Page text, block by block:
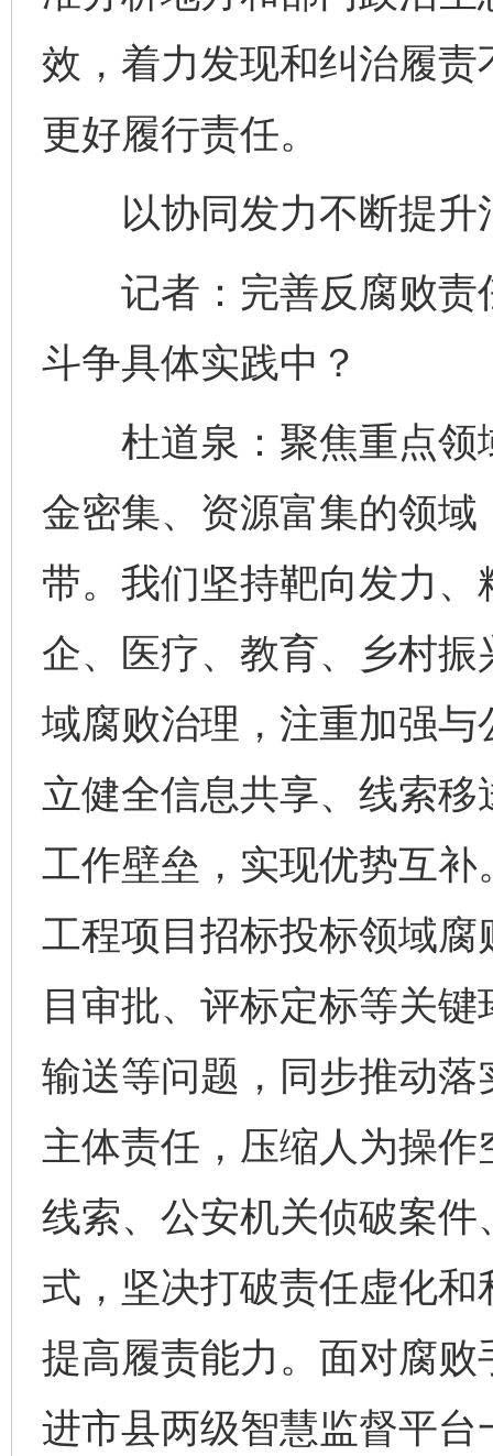
效，着力发现和纠治履
更好履行责任。
以协同发力不断提升
记者：完善反腐败责
斗争具体实践中？
杜道泉：聚焦重点领
金密集、资源富集的领
带。我们坚持靶向发力
企、医疗、教育、乡村
域腐败治理，注重加强
立健全信息共享、线索
工作壁垒，实现优势互
工程项目招标投标领域
目审批、评标定标等关
输送等问题，同步推动落
主体责任，压缩人为操
线索、公安机关侦破案件
式，坚决打破责任虚化
提高履责能力。面对腐
进市县两级智慧监督平